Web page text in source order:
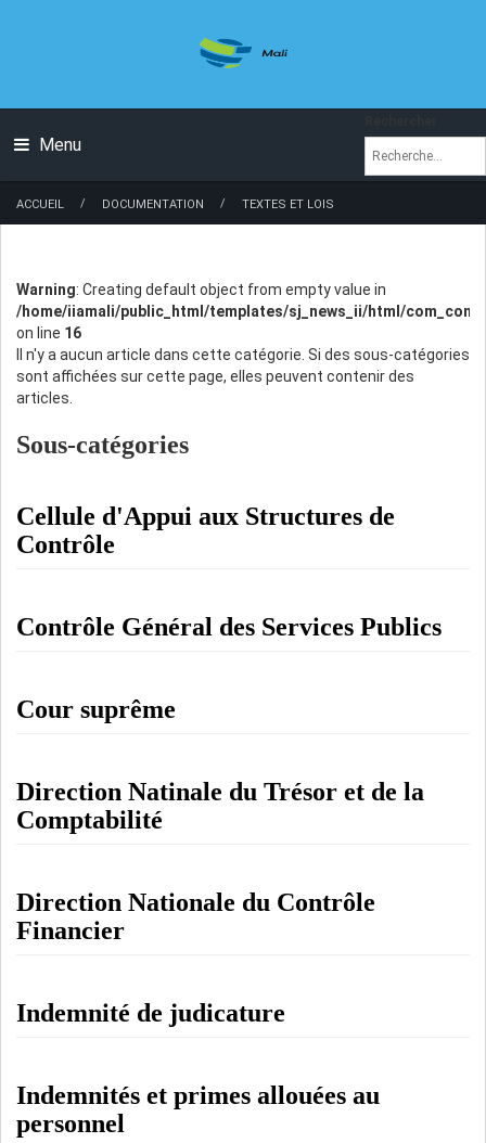
Menu
ACCUEIL / DOCUMENTATION / TEXTES ET LOIS
Warning: Creating default object from empty value in
/home/iiamali/public_html/templates/sj_news_ii/html/
on line 16
Il n'y a aucun article dans cette catégorie. Si des sous-catégories
sont affichées sur cette page, elles peuvent contenir des
articles.
Sous-catégories
Cellule d'Appui aux Structures de
Contrôle
Contrôle Général des Services Publics
Cour suprême
Direction Natinale du Trésor et de la
Comptabilité
Direction Nationale du Contrôle
Financier
Indemnité de judicature
Indemnités et primes allouées au
personnel